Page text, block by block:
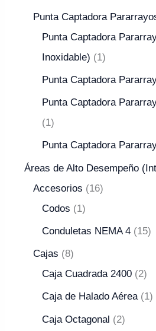
Punta Captadora
Punta Captadora
Inoxidable)
1
Punta Captadora
Punta Captadora
1
Punta Captadora
Áreas de Alto Desempeño
Accesorios
16
Codos
1
Conduletas NEMA 4 15
Cajas
8
Caja Cuadrada 2400
2
Caja de Halado Aérea 1
Caja Octagonal 2